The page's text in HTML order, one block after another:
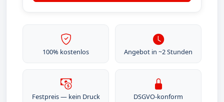
100% kostenlos Angebot in ~2 Stunden
Festpreis — kein Druck DSGVO-konform